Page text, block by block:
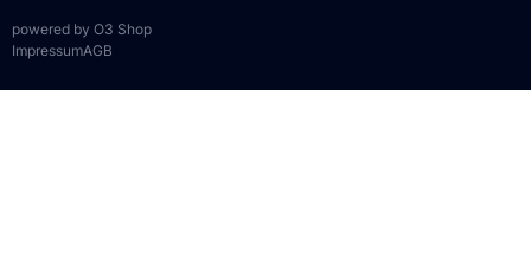
powered by O3 Shop
ImpressumAGB